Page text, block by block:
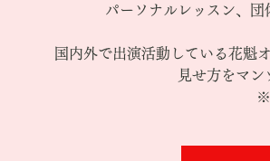
パーソナルレッスン、
国内外で出演活動している花魁
見せ方をマ
※